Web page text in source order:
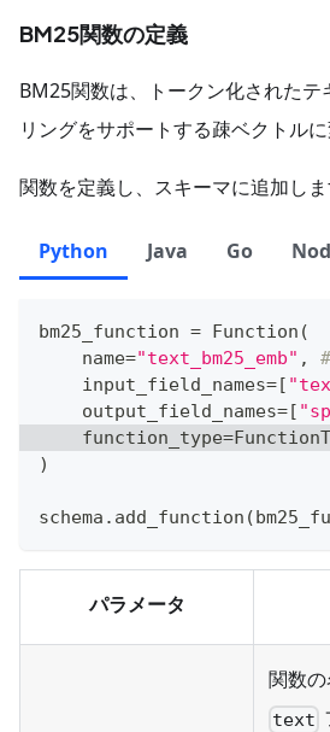
BM25関数の定義
BM25関数は、トークン化された
リングをサポートする疎ベクトルに
関数を定義し、スキーマに追加しま
Python Java Go
bm25_function = Function (
    name
="text_bm25_emb" ,
    input_field_names
= [
    output_field_names
= [
    function_type
=
)
schema . add_function (
パラメータ
関数の
text